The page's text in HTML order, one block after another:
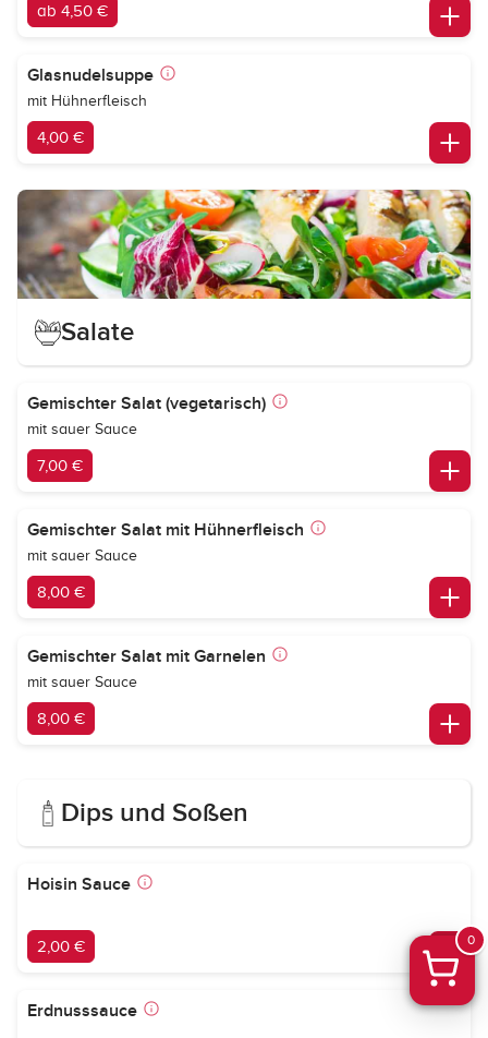
ab 4,50 €
Glasnudelsuppe
mit Hühnerfleisch
4,00 €
Salate
Gemischter Salat (vegetarisch)
mit sauer Sauce
7,00 €
Gemischter Salat mit Hühnerfleisch
mit sauer Sauce
8,00 €
Gemischter Salat mit Garnelen
mit sauer Sauce
8,00 €
Dips und Soßen
Hoisin Sauce
2,00 €
Erdnusssauce
0